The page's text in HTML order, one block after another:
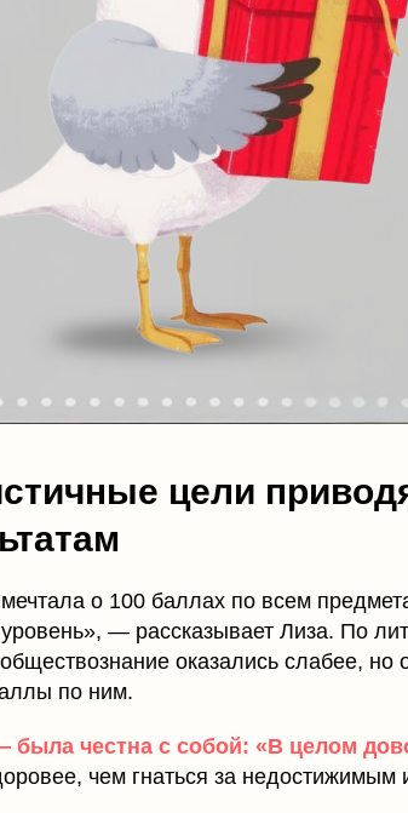
цели
о 100 баллах по всем
— рассказывает Лиза. По
оказались слабее,
по ним.
была честна с собой: «В целом
чем гнаться за недостижимым